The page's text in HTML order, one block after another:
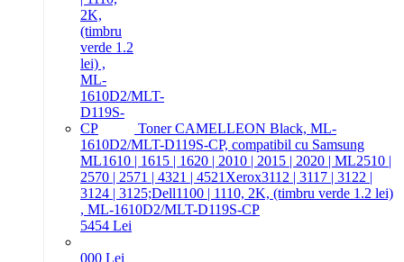
Toner CAMELLEON Black, ML-
1610D2/MLT-D119S-CP, compatibil cu Samsung
ML1610 | 1615 | 1620 | 2010 | 2015 | 2020 | ML2510 |
2570 | 2571 | 4321 | 4521Xerox3112 | 3117 | 3122 |
3124 | 3125;Dell1100 | 1110, 2K, (timbru verde 1.2 lei)
, ML-1610D2/MLT-D119S-CP
5454 Lei
000 Lei